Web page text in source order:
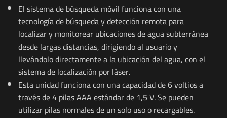
El sistema de búsqueda móvil funciona con una
tecnología de búsqueda y detección remota para
localizar y monitorear ubicaciones de agua subterránea
desde largas distancias, dirigiendo al usuario y
llevándolo directamente a la ubicación del agua, con el
sistema de localización por láser.
Esta unidad funciona con una capacidad de 6 voltios a
través de 4 pilas AAA estándar de 1,5 V. Se pueden
utilizar pilas normales de un solo uso o recargables.